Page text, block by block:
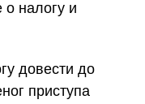
о налогу и
довести до
приступа